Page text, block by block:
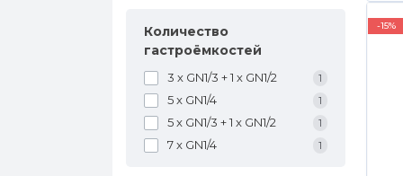
Количество
гастроёмкостей
3 х GN1/3 + 1 х GN1/2 1
5 x GN1/4 1
5 x GN1/3 + 1 x GN1/2 1
7 x GN1/4 1
-15%